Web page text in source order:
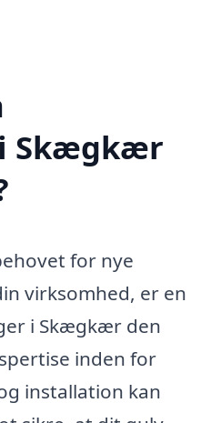
Skægkær
for nye
virksomhed, er en
i Skægkær den
inden for
installation kan